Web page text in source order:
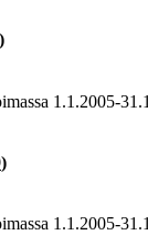
)
1.1.2005-
)
1.1.2005-